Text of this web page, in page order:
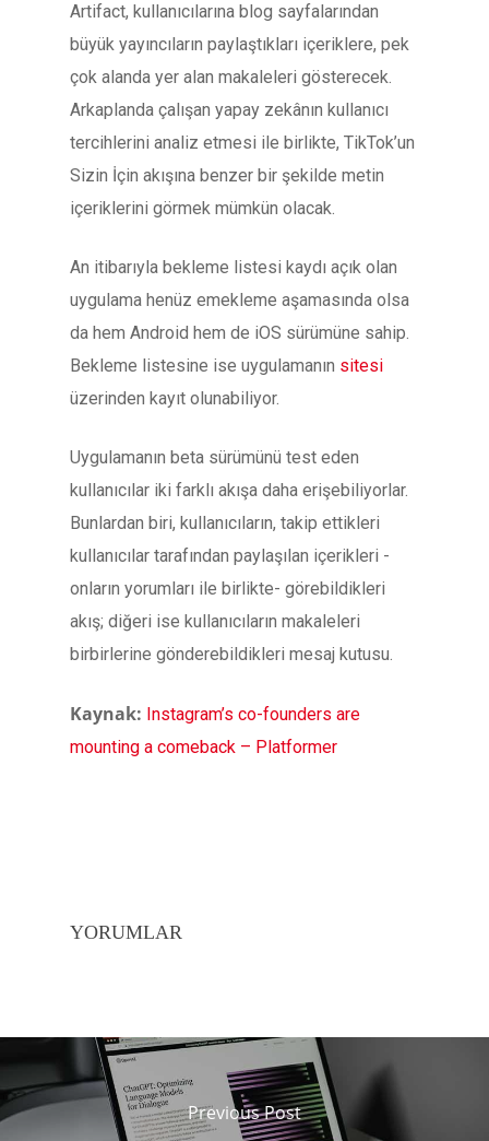
Artifact, kullanıcılarına blog sayfalarından
büyük yayıncıların paylaştıkları içeriklere, pek
çok alanda yer alan makaleleri gösterecek.
Arkaplanda çalışan yapay zekânın kullanıcı
tercihlerini analiz etmesi ile birlikte, TikTok’un
Sizin İçin akışına benzer bir şekilde metin
içeriklerini görmek mümkün olacak.
An itibarıyla bekleme listesi kaydı açık olan
uygulama henüz emekleme aşamasında olsa
da hem Android hem de iOS sürümüne sahip.
Bekleme listesine ise uygulamanın sitesi
üzerinden kayıt olunabiliyor.
Uygulamanın beta sürümünü test eden
kullanıcılar iki farklı akışa daha erişebiliyorlar.
Bunlardan biri, kullanıcıların, takip ettikleri
kullanıcılar tarafından paylaşılan içerikleri -
onların yorumları ile birlikte- görebildikleri
akış; diğeri ise kullanıcıların makaleleri
birbirlerine gönderebildikleri mesaj kutusu.
Kaynak: Instagram’s co-founders are
mounting a comeback – Platformer
YORUMLAR
Previous Post